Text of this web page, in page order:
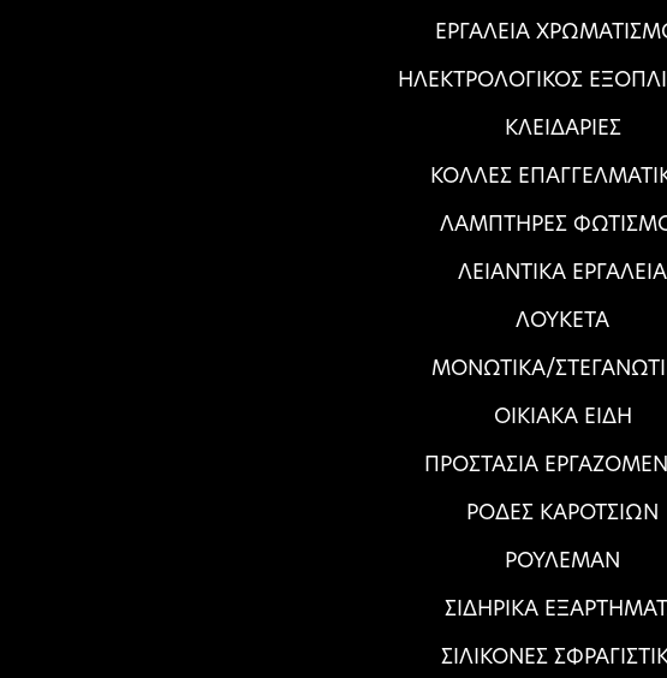
ΕΡΓΑΛΕΙΑ
ΗΛΕΚΤΡΟΛΟΓΙΚΟΣ
ΚΛΕΙΔΑΡΙΕΣ
ΚΟΛΛΕΣ
ΛΑΜΠΤΗΡΕΣ
ΛΕΙΑΝΤΙΚΑ ΕΡΓΑΛΕΙΑ
ΛΟΥΚΕΤΑ
ΜΟΝΩΤΙΚΑ/
ΟΙΚΙΑΚΑ ΕΙΔΗ
ΠΡΟΣΤΑΣΙΑ
ΡΟΔΕΣ ΚΑΡΟΤΣΙΩΝ
ΡΟΥΛΕΜΑΝ
ΣΙΔΗΡΙΚΑ
ΣΙΛΙΚΟΝΕΣ